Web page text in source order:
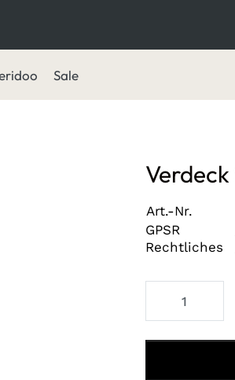
Sale
Art.-Nr.
GPSR
Rechtliches